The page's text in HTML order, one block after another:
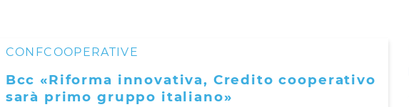
CONFCOOPERATIVE
Bcc «Riforma innovativa, Credito cooperativo
sarà primo gruppo italiano»